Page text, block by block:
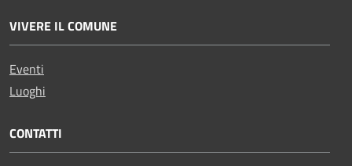
VIVERE IL COMUNE
Eventi
Luoghi
CONTATTI